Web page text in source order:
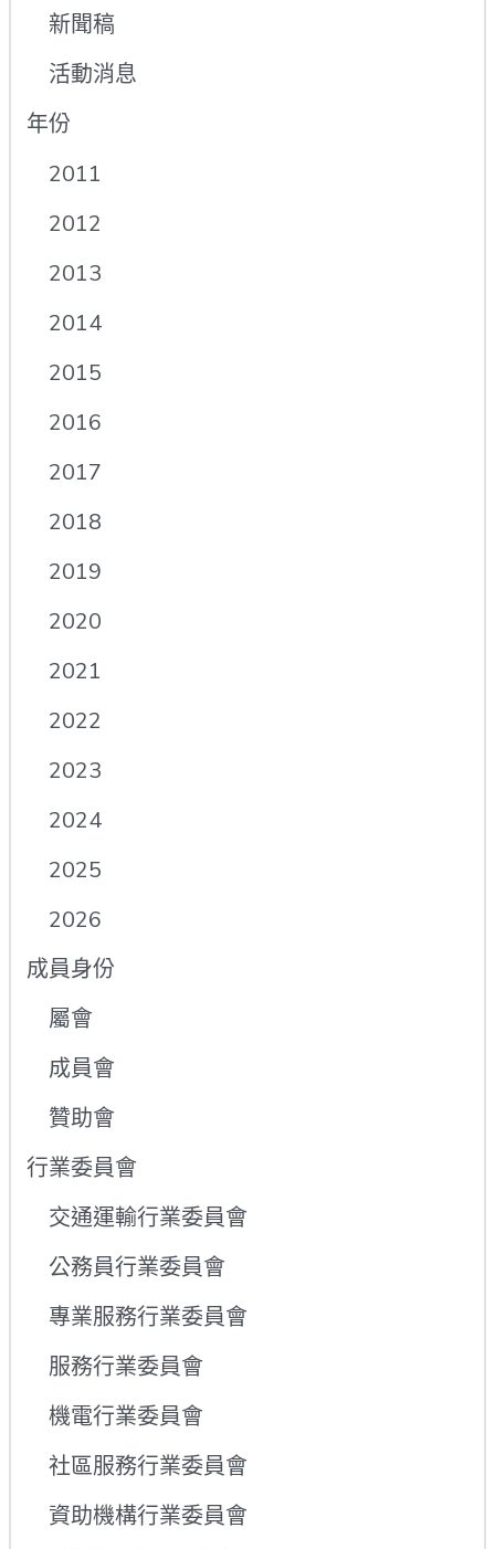
新聞稿
活動消息
年份
2011
2012
2013
2014
2015
2016
2017
2018
2019
2020
2021
2022
2023
2024
2025
2026
成員身份
屬會
成員會
贊助會
行業委員會
交通運輸行業委員會
公務員行業委員會
專業服務行業委員會
服務行業委員會
機電行業委員會
社區服務行業委員會
資助機構行業委員會